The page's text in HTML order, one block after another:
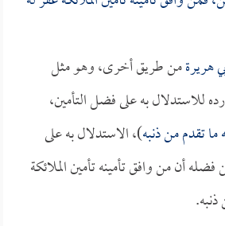
هريرةمن طريق أخرى، وهو مثل
للاستدلال به على فضل التأمين،
ما تقدم من ذنبه)، الاستدلال به على
أن من وافق تأمينه تأمين الملائكة